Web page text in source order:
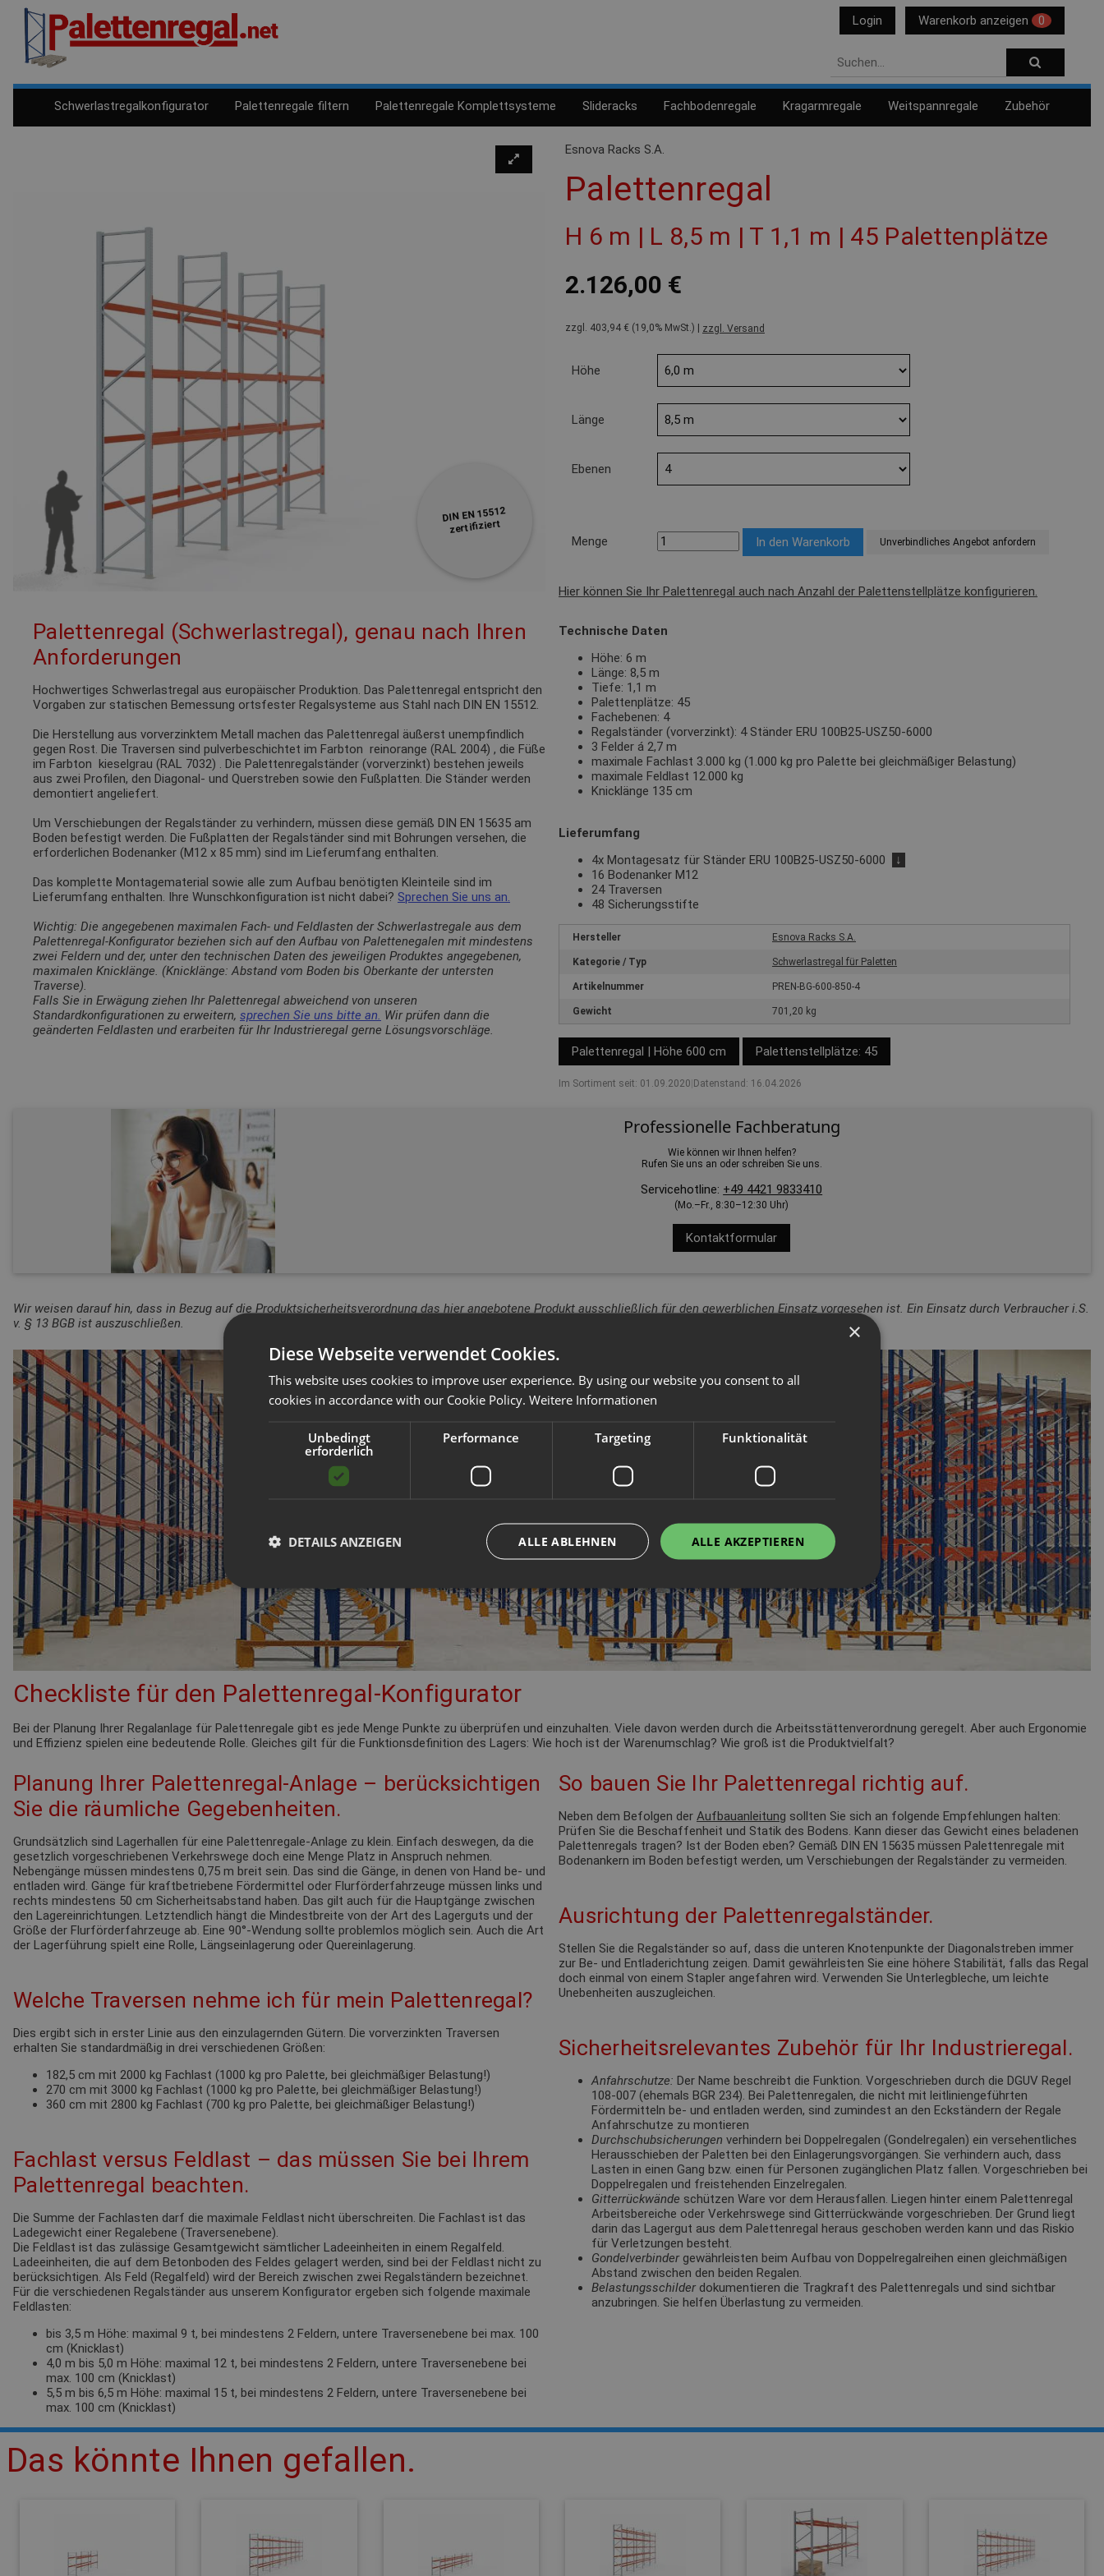
Login Warenkorb anzeigen 0
Schwerlastregalkonfigurator Palettenregale filtern Palettenregale Komplettsysteme Slideracks Fachbodenregale Kragarmregale Weitspannregale Zubehör
DIN EN 15512
zertifiziert
Esnova Racks S.A.
Palettenregal
H 6 m | L 8,5 m | T 1,1 m | 45 Palettenplätze
2.126,00 €
zzgl. 403,94 € (19,0% MwSt.) | zzgl. Versand
Höhe
Länge
Ebenen
Menge Unverbindliches Angebot anfordern
Hier können Sie Ihr Palettenregal auch nach Anzahl der Palettenstellplätze konfigurieren.
Palettenregal (Schwerlastregal), genau nach Ihren
Anforderungen
Hochwertiges Schwerlastregal aus europäischer Produktion. Das Palettenregal entspricht den
Vorgaben zur statischen Bemessung ortsfester Regalsysteme aus Stahl nach DIN EN 15512.
Die Herstellung aus vorverzinktem Metall machen das Palettenregal äußerst unempfindlich
gegen Rost. Die Traversen sind pulverbeschichtet im Farbton reinorange (RAL 2004) , die Füße
im Farbton kieselgrau (RAL 7032) . Die Palettenregalständer (vorverzinkt) bestehen jeweils
aus zwei Profilen, den Diagonal- und Querstreben sowie den Fußplatten. Die Ständer werden
demontiert angeliefert.
Um Verschiebungen der Regalständer zu verhindern, müssen diese gemäß DIN EN 15635 am
Boden befestigt werden. Die Fußplatten der Regalständer sind mit Bohrungen versehen, die
erforderlichen Bodenanker (M12 x 85 mm) sind im Lieferumfang enthalten.
Das komplette Montagematerial sowie alle zum Aufbau benötigten Kleinteile sind im
Lieferumfang enthalten. Ihre Wunschkonfiguration ist nicht dabei? Sprechen Sie uns an.
Wichtig: Die angegebenen maximalen Fach- und Feldlasten der Schwerlastregale aus dem
Palettenregal-Konfigurator beziehen sich auf den Aufbau von Palettenegalen mit mindestens
zwei Feldern und der, unter den technischen Daten des jeweiligen Produktes angegebenen,
maximalen Knicklänge. (Knicklänge: Abstand vom Boden bis Oberkante der untersten
Traverse).
Falls Sie in Erwägung ziehen Ihr Palettenregal abweichend von unseren
Standardkonfigurationen zu erweitern, sprechen Sie uns bitte an. Wir prüfen dann die
geänderten Feldlasten und erarbeiten für Ihr Industrieregal gerne Lösungsvorschläge.
Technische Daten
Höhe: 6 m
Länge: 8,5 m
Tiefe: 1,1 m
Palettenplätze: 45
Fachebenen: 4
Regalständer (vorverzinkt): 4 Ständer ERU 100B25-USZ50-6000
3 Felder á 2,7 m
maximale Fachlast 3.000 kg (1.000 kg pro Palette bei gleichmäßiger Belastung)
maximale Feldlast 12.000 kg
Knicklänge 135 cm
Lieferumfang
4x Montagesatz für Ständer ERU 100B25-USZ50-6000
↓
16 Bodenanker M12
24 Traversen
48 Sicherungsstifte
Hersteller Esnova Racks S.A.
Kategorie / Typ Schwerlastregal für Paletten
Artikelnummer PREN-BG-600-850-4
Gewicht 701,20 kg
Palettenregal | Höhe 600 cm Palettenstellplätze: 45
Im Sortiment seit: 01.09.2020 Datenstand: 16.04.2026
Professionelle Fachberatung
Wie können wir Ihnen helfen?
Rufen Sie uns an oder schreiben Sie uns.
Servicehotline: +49 4421 9833410
(Mo.–Fr., 8:30–12:30 Uhr)
Kontaktformular
Wir weisen darauf hin, dass in Bezug auf die Produktsicherheitsverordnung das hier angebotene Produkt ausschließlich für den gewerblichen Einsatz vorgesehen ist. Ein Einsatz durch Verbraucher i.S.
v. § 13 BGB ist auszuschließen.
Checkliste für den Palettenregal-Konfigurator
Bei der Planung Ihrer Regalanlage für Palettenregale gibt es jede Menge Punkte zu überprüfen und einzuhalten. Viele davon werden durch die Arbeitsstättenverordnung geregelt. Aber auch Ergonomie
und Effizienz spielen eine bedeutende Rolle. Gleiches gilt für die Funktionsdefinition des Lagers: Wie hoch ist der Warenumschlag? Wie groß ist die Produktvielfalt?
Planung Ihrer Palettenregal-Anlage – berücksichtigen
Sie die räumliche Gegebenheiten.
Grundsätzlich sind Lagerhallen für eine Palettenregale-Anlage zu klein. Einfach deswegen, da die
gesetzlich vorgeschriebenen Verkehrswege doch eine Menge Platz in Anspruch nehmen.
Nebengänge müssen mindestens 0,75 m breit sein. Das sind die Gänge, in denen von Hand be- und
entladen wird. Gänge für kraftbetriebene Fördermittel oder Flurförderfahrzeuge müssen links und
rechts mindestens 50 cm Sicherheitsabstand haben. Das gilt auch für die Hauptgänge zwischen
den Lagereinrichtungen. Letztendlich hängt die Mindestbreite von der Art des Lagerguts und der
Größe der Flurförderfahrzeuge ab. Eine 90°-Wendung sollte problemlos möglich sein. Auch die Art
der Lagerführung spielt eine Rolle, Längseinlagerung oder Quereinlagerung.
Welche Traversen nehme ich für mein Palettenregal?
Dies ergibt sich in erster Linie aus den einzulagernden Gütern. Die vorverzinkten Traversen
erhalten Sie standardmäßig in drei verschiedenen Größen:
182,5 cm mit 2000 kg Fachlast (1000 kg pro Palette, bei gleichmäßiger Belastung!)
270 cm mit 3000 kg Fachlast (1000 kg pro Palette, bei gleichmäßiger Belastung!)
360 cm mit 2800 kg Fachlast (700 kg pro Palette, bei gleichmäßiger Belastung!)
Fachlast versus Feldlast – das müssen Sie bei Ihrem
Palettenregal beachten.
Die Summe der Fachlasten darf die maximale Feldlast nicht überschreiten. Die Fachlast ist das
Ladegewicht einer Regalebene (Traversenebene).
Die Feldlast ist das zulässige Gesamtgewicht sämtlicher Ladeeinheiten in einem Regalfeld.
Ladeeinheiten, die auf dem Betonboden des Feldes gelagert werden, sind bei der Feldlast nicht zu
berücksichtigen. Als Feld (Regalfeld) wird der Bereich zwischen zwei Regalständern bezeichnet.
Für die verschiedenen Regalständer aus unserem Konfigurator ergeben sich folgende maximale
Feldlasten:
bis 3,5 m Höhe: maximal 9 t, bei mindestens 2 Feldern, untere Traversenebene bei max. 100
cm (Knicklast)
4,0 m bis 5,0 m Höhe: maximal 12 t, bei mindestens 2 Feldern, untere Traversenebene bei
max. 100 cm (Knicklast)
5,5 m bis 6,5 m Höhe: maximal 15 t, bei mindestens 2 Feldern, untere Traversenebene bei
max. 100 cm (Knicklast)
So bauen Sie Ihr Palettenregal richtig auf.
Neben dem Befolgen der Aufbauanleitung sollten Sie sich an folgende Empfehlungen halten:
Prüfen Sie die Beschaffenheit und Statik des Bodens. Kann dieser das Gewicht eines beladenen
Palettenregals tragen? Ist der Boden eben? Gemäß DIN EN 15635 müssen Palettenregale mit
Bodenankern im Boden befestigt werden, um Verschiebungen der Regalständer zu vermeiden.
Ausrichtung der Palettenregalständer.
Stellen Sie die Regalständer so auf, dass die unteren Knotenpunkte der Diagonalstreben immer
zur Be- und Entladerichtung zeigen. Damit gewährleisten Sie eine höhere Stabilität, falls das Regal
doch einmal von einem Stapler angefahren wird. Verwenden Sie Unterlegbleche, um leichte
Unebenheiten auszugleichen.
Sicherheitsrelevantes Zubehör für Ihr Industrieregal.
Anfahrschutze: Der Name beschreibt die Funktion. Vorgeschrieben durch die DGUV Regel
108-007 (ehemals BGR 234). Bei Palettenregalen, die nicht mit leitliniengeführten
Fördermitteln be- und entladen werden, sind zumindest an den Eckständern der Regale
Anfahrschutze zu montieren
Durchschubsicherungen verhindern bei Doppelregalen (Gondelregalen) ein versehentliches
Herausschieben der Paletten bei den Einlagerungsvorgängen. Sie verhindern auch, dass
Lasten in einen Gang bzw. einen für Personen zugänglichen Platz fallen. Vorgeschrieben bei
Doppelregalen und freistehenden Einzelregalen.
Gitterrückwände schützen Ware vor dem Herausfallen. Liegen hinter einem Palettenregal
Arbeitsbereiche oder Verkehrswege sind Gitterrückwände vorgeschrieben. Der Grund liegt
darin das Lagergut aus dem Palettenregal heraus geschoben werden kann und das Riskio
für Verletzungen besteht.
Gondelverbindergewährleisten beim Aufbau von Doppelregalreihen einen gleichmäßigen
Abstand zwischen den beiden Regalen.
Belastungsschilderdokumentieren die Tragkraft des Palettenregals und sind sichtbar
anzubringen. Sie helfen Überlastung zu vermeiden.
Das könnte Ihnen gefallen.
×
Diese Webseite verwendet Cookies.
This website uses cookies to improve user experience. By using our website you consent to all
cookies in accordance with our Cookie Policy. Weitere Informationen
Unbedingt
erforderlich
Performance Targeting Funktionalität
ALLE AKZEPTIEREN
ALLE ABLEHNEN
DETAILS ANZEIGEN